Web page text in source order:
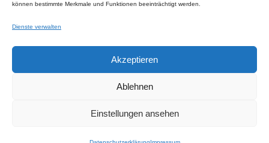
können bestimmte Merkmale und Funktionen beeinträchtigt werden.
Dienste verwalten
Akzeptieren
Ablehnen
Einstellungen ansehen